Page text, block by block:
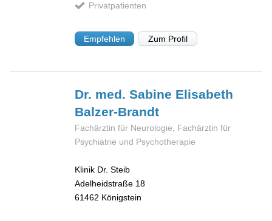
Privatpatienten
Empfehlen Zum Profil
Dr. med. Sabine Elisabeth
Balzer-Brandt
Fachärztin für Neurologie, Fachärztin für
Psychiatrie und Psychotherapie
Klinik Dr. Steib
Adelheidstraße 18
61462 Königstein